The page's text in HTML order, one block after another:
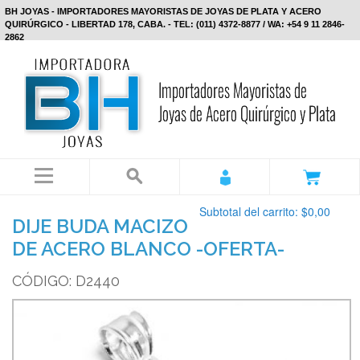
BH JOYAS - IMPORTADORES MAYORISTAS DE JOYAS DE PLATA Y ACERO
QUIRÚRGICO - LIBERTAD 178, CABA. - TEL: (011) 4372-8877 / WA: +54 9 11 2846-
2862
Subtotal del carrito: $0,00
DIJE BUDA MACIZO
DE ACERO BLANCO -OFERTA-
CÓDIGO: D2440